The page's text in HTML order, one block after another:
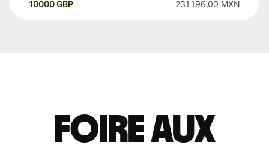
10000 GBP 231 196,00 MXN
Foire aux